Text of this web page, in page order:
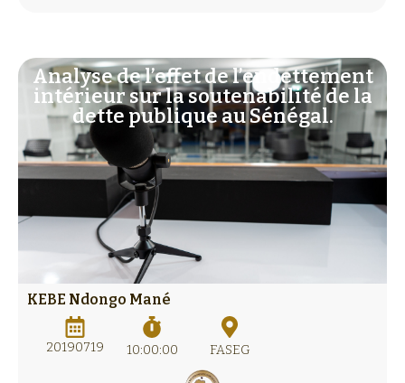
Analyse de l’effet de l’endettement
intérieur sur la soutenabilité de la
dette publique au Sénégal.
KEBE Ndongo Mané
20190719 10:00:00 FASEG